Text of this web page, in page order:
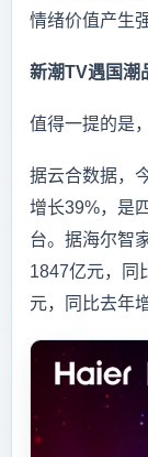
情绪价值产生
新潮TV遇国潮
值得一提的是
据云合数据，
增长39%，是
台。据海尔智
1847亿元，同
元，同比去年